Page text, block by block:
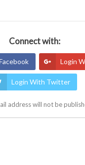
Connect with:
Login
Login With Twitter
address will not be